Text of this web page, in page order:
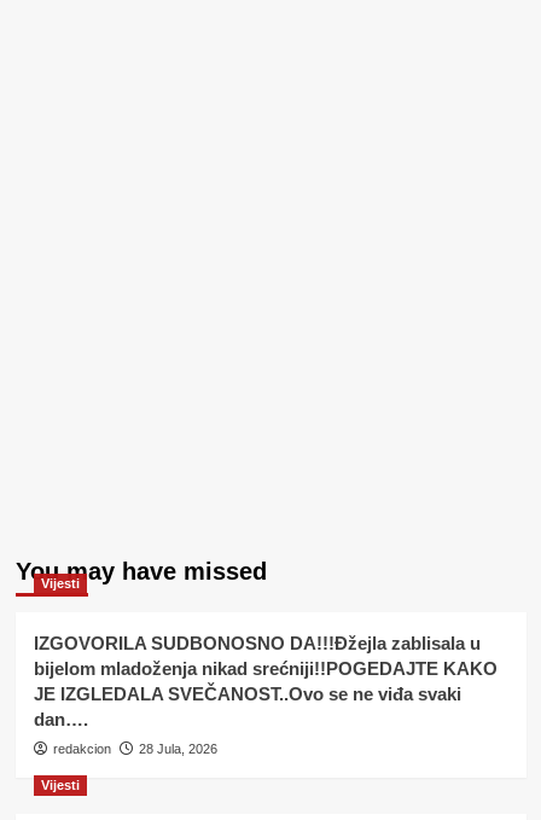
You may have missed
Vijesti
IZGOVORILA SUDBONOSNO DA!!!Đžejla zablisala u
bijelom mladoženja nikad srećniji!!POGEDAJTE KAKO
JE IZGLEDALA SVEČANOST..Ovo se ne viđa svaki
dan….
redakcion 28 Jula, 2026
Vijesti